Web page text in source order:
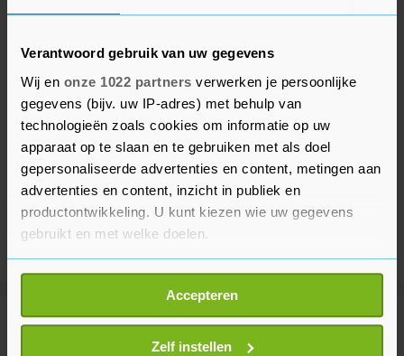
Verantwoord gebruik van uw gegevens
Wij en onze 1022 partners verwerken je persoonlijke
gegevens (bijv. uw IP-adres) met behulp van
technologieën zoals cookies om informatie op uw
apparaat op te slaan en te gebruiken met als doel
gepersonaliseerde advertenties en content, metingen aan
advertenties en content, inzicht in publiek en
productontwikkeling. U kunt kiezen wie uw gegevens
gebruikt en met welke doelen.
Als u het toestaat, willen we ook graag:
Informatie verzamelen over uw geografische
locatie, die tot een paar meter nauwkeurig kan zijn
Uw apparaat identificeren door het actief te
Accepteren
Zelf instellen
Meer uit Sport